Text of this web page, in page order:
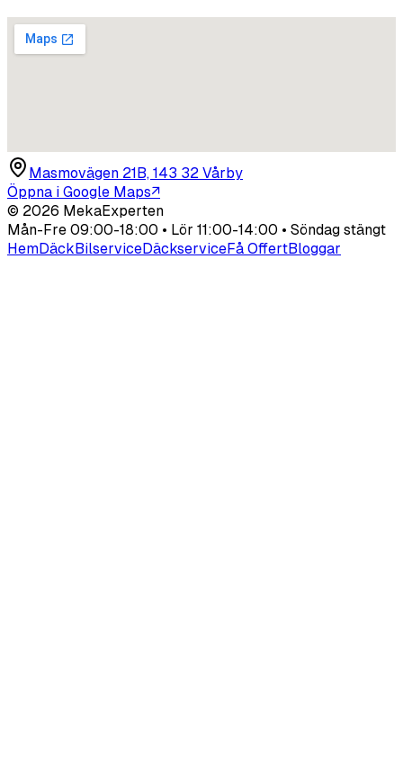
Masmovägen 21B, 143 32 Vårby
Öppna i Google Maps↗
© 2026 MekaExperten
Mån-Fre 09:00-18:00 • Lör 11:00-14:00 • Söndag stängt
HemDäckBilserviceDäckserviceFå OffertBloggar